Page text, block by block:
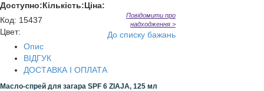
Доступно:Кількість:Ціна:
Код: 15437
Цвет:
Повідомити про
надходження >
До списку бажань
Опис
ВІДГУК
ДОСТАВКА І ОПЛАТА
Масло-спрей для загара SPF 6 ZIAJA, 125 мл